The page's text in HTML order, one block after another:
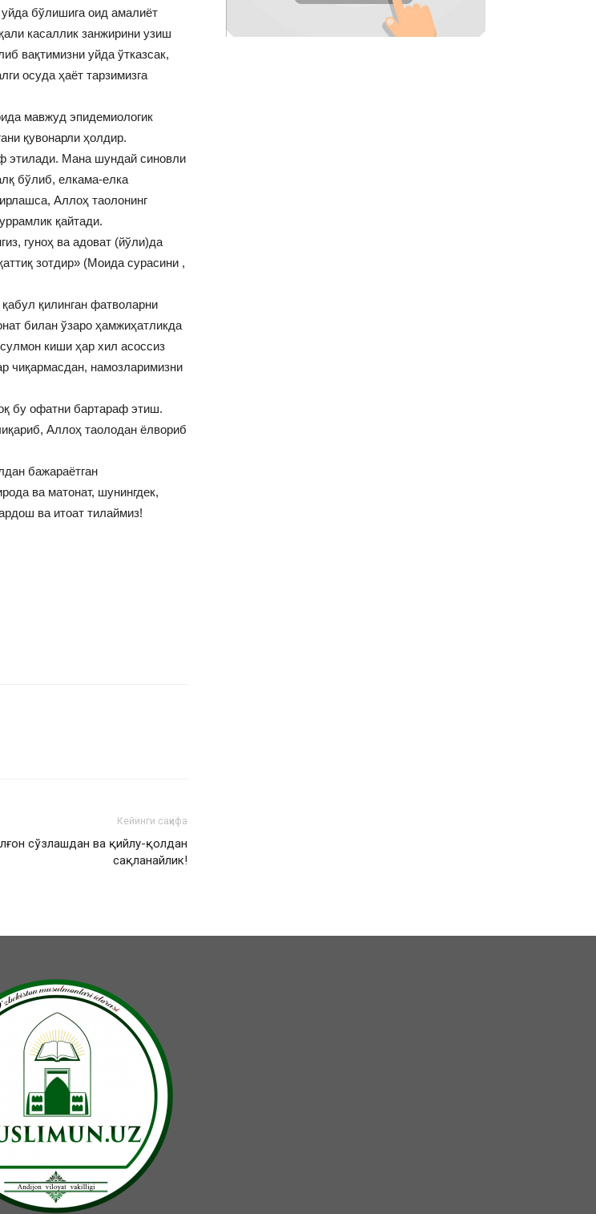
бўлишига оид амалиёт
касаллик занжирини узиш
вақтимизни уйда ўтказсак,
осуда ҳаёт тарзимизга
мавжуд эпидемиологик
қувонарли ҳолдир.
этилади. Мана шундай синовли
бўлиб, елкама-елка
Аллоҳ таолонинг
қайтади.
гуноҳ ва адоват (йўли)да
зотдир» (Моида сурасини ,
қилинган фатволарни
билан ўзаро ҳамжиҳатликда
киши ҳар хил асоссиз
чиқармасдан, намозларимизни
бу офатни бартараф этиш.
Аллоҳ таолодан ёлвориб
бажараётган
ва матонат, шунингдек,
ва итоат тилаймиз!
Кейинги саҳифа
сўзлашдан ва қийлу-қолдан
сақланайлик!